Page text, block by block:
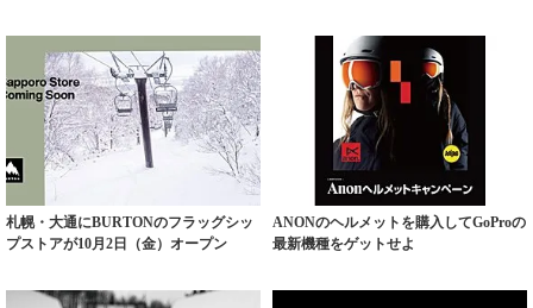
札幌・大通にBURTONのフラッグシッ
プストアが10月2日（金）オープン
ANONのヘルメットを購入してGoProの
最新機種をゲットせよ